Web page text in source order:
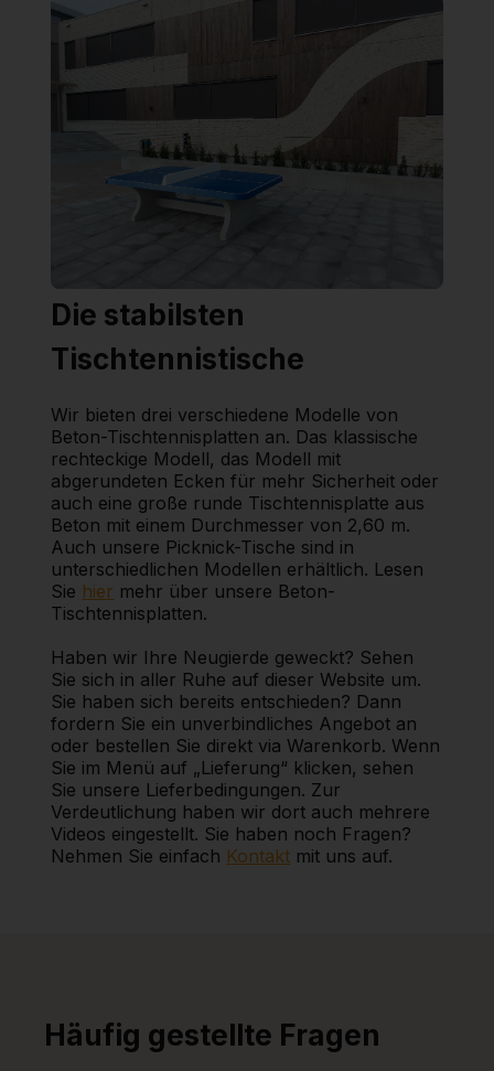
Die stabilsten
Tischtennistische
Wir bieten drei verschiedene Modelle von
Beton-Tischtennisplatten an. Das klassische
rechteckige Modell, das Modell mit
abgerundeten Ecken für mehr Sicherheit oder
auch eine große runde Tischtennisplatte aus
Beton mit einem Durchmesser von 2,60 m.
Auch unsere Picknick-Tische sind in
unterschiedlichen Modellen erhältlich. Lesen
Sie hier mehr über unsere Beton-
Tischtennisplatten.
Haben wir Ihre Neugierde geweckt? Sehen
Sie sich in aller Ruhe auf dieser Website um.
Sie haben sich bereits entschieden? Dann
fordern Sie ein unverbindliches Angebot an
oder bestellen Sie direkt via Warenkorb. Wenn
Sie im Menü auf „Lieferung“ klicken, sehen
Sie unsere Lieferbedingungen. Zur
Verdeutlichung haben wir dort auch mehrere
Videos eingestellt. Sie haben noch Fragen?
Nehmen Sie einfach Kontakt mit uns auf.
Häufig gestellte Fragen